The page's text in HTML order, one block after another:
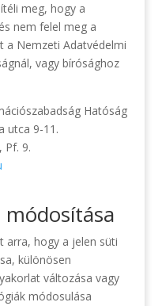
meg, hogy a
nem felel meg a
a Nemzeti Adatvédelmi
vagy bírósághoz
Hatóság
utca 9-11.
Pf. 9.
hogy a jelen süti
különösen
változása vagy
módosulása